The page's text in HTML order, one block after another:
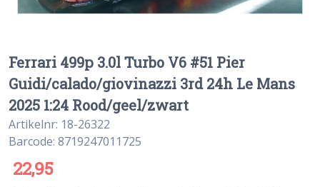
Ferrari 499p 3.0l Turbo V6 #51 Pier
Guidi/calado/giovinazzi 3rd 24h Le Mans
2025 1:24 Rood/geel/zwart
Artikelnr: 18-26322
Barcode: 8719247011725
22,95